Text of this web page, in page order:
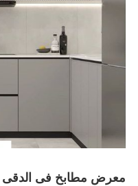
معرض مطابخ فى الدقى